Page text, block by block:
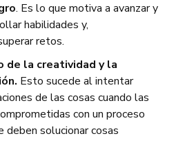
. Es lo que motiva a avanzar y
habilidades y,
retos.
de la creatividad y la
Esto sucede al intentar
de las cosas cuando las
con un proceso
deben solucionar cosas